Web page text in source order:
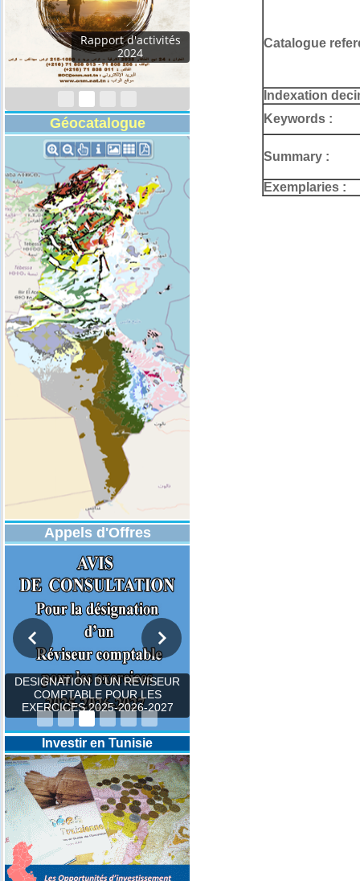
Programmes
Techniques 2026
Géocatalogue
Appels d'Offres
DESIGNATION D’UN REVISEUR
COMPTABLE POUR LES
EXERCICES 2025-2026-2027
Investir en Tunisie
Catalogue
Indexation
Keywords :
Summary :
Exemplaries :